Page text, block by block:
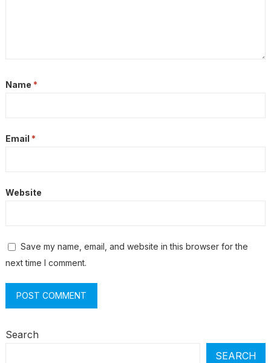
Name *
Email *
Website
Save my name, email, and website in this browser for the
next time I comment.
Search
SEARCH